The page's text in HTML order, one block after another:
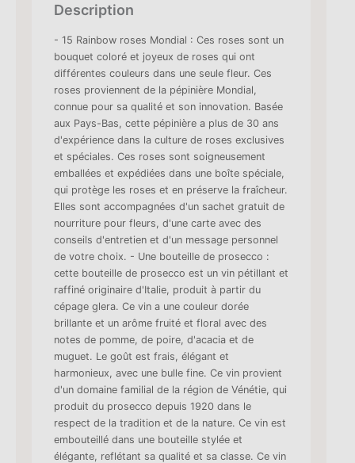
Description
- 15 Rainbow roses Mondial : Ces roses sont un
bouquet coloré et joyeux de roses qui ont
différentes couleurs dans une seule fleur. Ces
roses proviennent de la pépinière Mondial,
connue pour sa qualité et son innovation. Basée
aux Pays-Bas, cette pépinière a plus de 30 ans
d'expérience dans la culture de roses exclusives
et spéciales. Ces roses sont soigneusement
emballées et expédiées dans une boîte spéciale,
qui protège les roses et en préserve la fraîcheur.
Elles sont accompagnées d'un sachet gratuit de
nourriture pour fleurs, d'une carte avec des
conseils d'entretien et d'un message personnel
de votre choix. - Une bouteille de prosecco :
cette bouteille de prosecco est un vin pétillant et
raffiné originaire d'Italie, produit à partir du
cépage glera. Ce vin a une couleur dorée
brillante et un arôme fruité et floral avec des
notes de pomme, de poire, d'acacia et de
muguet. Le goût est frais, élégant et
harmonieux, avec une bulle fine. Ce vin provient
d'un domaine familial de la région de Vénétie, qui
produit du prosecco depuis 1920 dans le
respect de la tradition et de la nature. Ce vin est
embouteillé dans une bouteille stylée et
élégante, reflétant sa qualité et sa classe. Ce vin